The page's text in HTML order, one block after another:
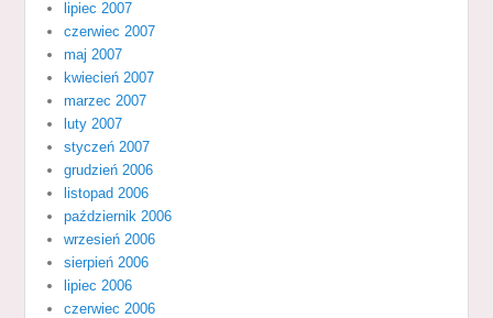
lipiec 2007
czerwiec 2007
maj 2007
kwiecień 2007
marzec 2007
luty 2007
styczeń 2007
grudzień 2006
listopad 2006
październik 2006
wrzesień 2006
sierpień 2006
lipiec 2006
czerwiec 2006